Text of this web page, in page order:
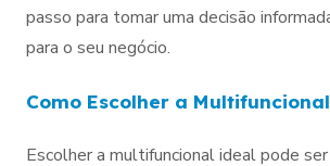
passo para tomar uma decisão
para o seu negócio.
Como Escolher a
Escolher a multifuncional ideal pode